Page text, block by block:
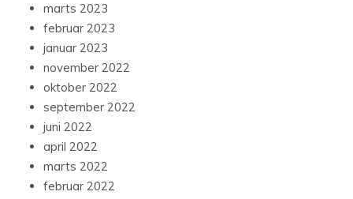
marts 2023
februar 2023
januar 2023
november 2022
oktober 2022
september 2022
juni 2022
april 2022
marts 2022
februar 2022